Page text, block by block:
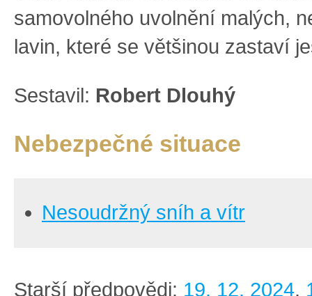
samovolného uvolnění malých,
lavin, které se většinou zastaví
Sestavil: Robert Dlouhý
Nebezpečné situace
Nesoudržný sníh a vítr
Starší předpovědi: 19. 12. 2024,